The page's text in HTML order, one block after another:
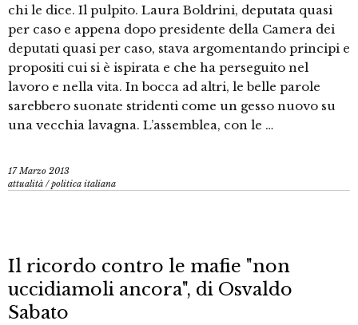
chi le dice. Il pulpito. Laura Boldrini, deputata quasi
per caso e appena dopo presidente della Camera dei
deputati quasi per caso, stava argomentando principi e
propositi cui si è ispirata e che ha perseguito nel
lavoro e nella vita. In bocca ad altri, le belle parole
sarebbero suonate stridenti come un gesso nuovo su
una vecchia lavagna. L’assemblea, con le …
17 Marzo 2013
attualità /politica italiana
Il ricordo contro le mafie "non
uccidiamoli ancora", di Osvaldo
Sabato